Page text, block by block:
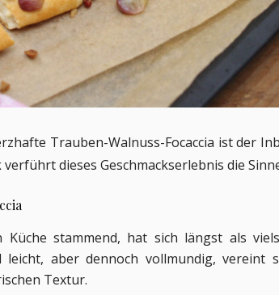
Trauben-Walnuss-Focaccia ist der
dieses Geschmackserlebnis die
stammend, hat sich längst als
aber dennoch vollmundig, vereint
Textur.